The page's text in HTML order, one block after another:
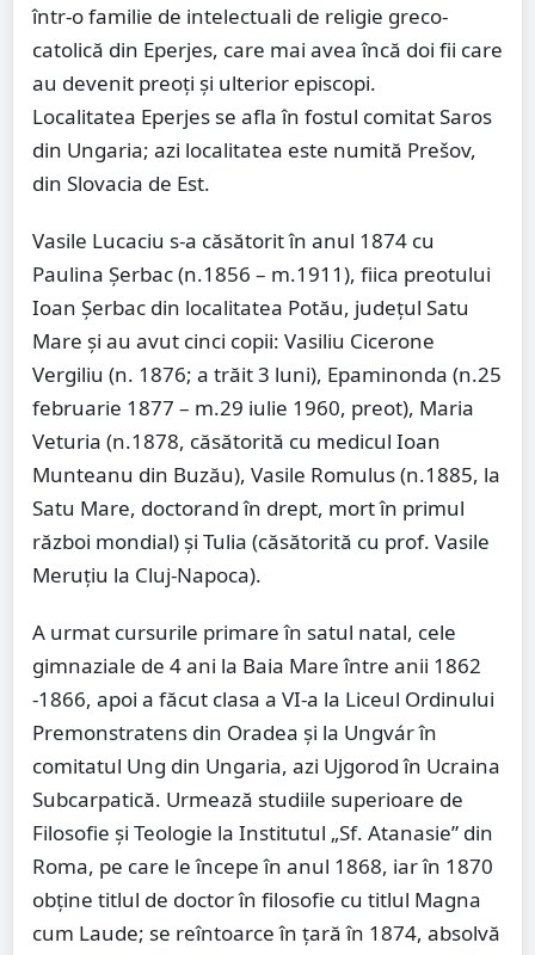
într-o familie de intelectuali de religie greco-
catolică din Eperjes, care mai avea încă doi fii care
au devenit preoţi şi ulterior episcopi.
Localitatea Eperjes se afla în fostul comitat Saros
din Ungaria; azi localitatea este numită Prešov,
din Slovacia de Est.
Vasile Lucaciu s-a căsătorit în anul 1874 cu
Paulina Şerbac (n.1856 – m.1911), fiica preotului
Ioan Şerbac din localitatea Potău, judeţul Satu
Mare şi au avut cinci copii: Vasiliu Cicerone
Vergiliu (n. 1876; a trăit 3 luni), Epaminonda (n.25
februarie 1877 – m.29 iulie 1960, preot), Maria
Veturia (n.1878, căsătorită cu medicul Ioan
Munteanu din Buzău), Vasile Romulus (n.1885, la
Satu Mare, doctorand în drept, mort în primul
război mondial) şi Tulia (căsătorită cu prof. Vasile
Meruţiu la Cluj-Napoca).
A urmat cursurile primare în satul natal, cele
gimnaziale de 4 ani la Baia Mare între anii 1862
-1866, apoi a făcut clasa a VI-a la Liceul Ordinului
Premonstratens din Oradea şi la Ungvár în
comitatul Ung din Ungaria, azi Ujgorod în Ucraina
Subcarpatică. Urmează studiile superioare de
Filosofie şi Teologie la Institutul „Sf. Atanasie” din
Roma, pe care le începe în anul 1868, iar în 1870
obţine titlul de doctor în filosofie cu titlul Magna
cum Laude; se reîntoarce în ţară în 1874, absolvă